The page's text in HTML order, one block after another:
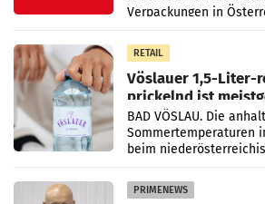
Verpackungen in
Mittelpunkt des
Gestaltungselemente
RETAIL
Vöslauer 1,5-Liter-
prickelnd ist
Österreichs
BAD VÖSLAU. Die
Sommertemperaturen
beim
Getränkehersteller
Absatzzuwächsen
PRIMENEWS